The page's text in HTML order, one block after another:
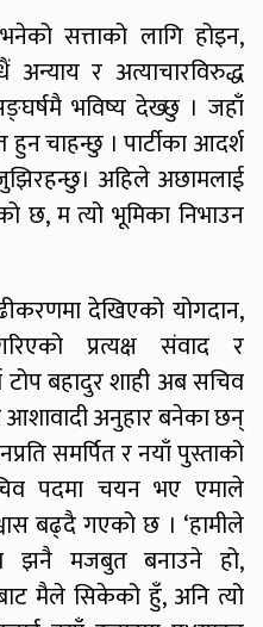
सत्ताको लागि होइन,
र अत्याचारविरुद्ध
भविष्य देख्छु । जहाँ
हुन चाहन्छु । पार्टीका आदर्श
अहिले अछामलाई
छ, म त्यो भूमिका निभाउन
देखिएको योगदान,
प्रत्यक्ष संवाद र
टोप बहादुर शाही अब सचिव
अनुहार बनेका छन्
समर्पित र नयाँ पुस्ताको
पदमा चयन भए एमाले
बढ्दै गएको छ । ‘हामीले
झनै मजबुत बनाउने हो,
मैले सिकेको हुँ, अनि त्यो